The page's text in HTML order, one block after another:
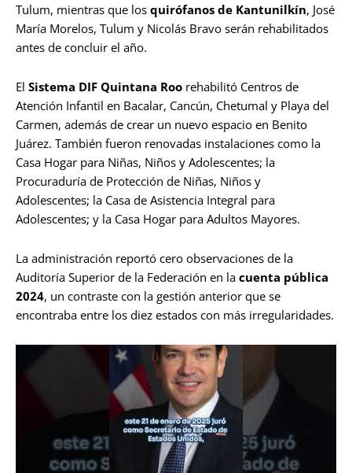
Tulum, mientras que los quirófanos de Kantunilkín, José
María Morelos, Tulum y Nicolás Bravo serán rehabilitados
antes de concluir el año.
El Sistema DIF Quintana Roo rehabilitó Centros de
Atención Infantil en Bacalar, Cancún, Chetumal y Playa del
Carmen, además de crear un nuevo espacio en Benito
Juárez. También fueron renovadas instalaciones como la
Casa Hogar para Niñas, Niños y Adolescentes; la
Procuraduría de Protección de Niñas, Niños y
Adolescentes; la Casa de Asistencia Integral para
Adolescentes; y la Casa Hogar para Adultos Mayores.
La administración reportó cero observaciones de la
Auditoría Superior de la Federación en la cuenta pública
2024, un contraste con la gestión anterior que se
encontraba entre los diez estados con más irregularidades.